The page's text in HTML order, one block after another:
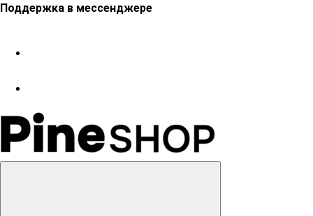
Поддержка в мессенджере